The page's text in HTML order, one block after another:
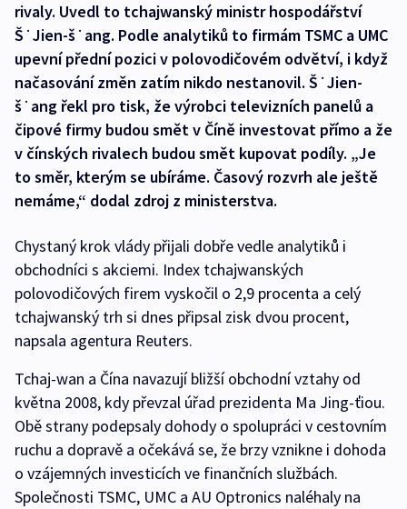
rivaly. Uvedl to tchajwanský ministr hospodářství
Š˙Jien-š˙ang. Podle analytiků to firmám TSMC a UMC
upevní přední pozici v polovodičovém odvětví, i když
načasování změn zatím nikdo nestanovil. Š˙Jien-
š˙ang řekl pro tisk, že výrobci televizních panelů a
čipové firmy budou smět v Číně investovat přímo a že
v čínských rivalech budou smět kupovat podíly. „Je
to směr, kterým se ubíráme. Časový rozvrh ale ještě
nemáme,“ dodal zdroj z ministerstva.
Chystaný krok vlády přijali dobře vedle analytiků i
obchodníci s akciemi. Index tchajwanských
polovodičových firem vyskočil o 2,9 procenta a celý
tchajwanský trh si dnes připsal zisk dvou procent,
napsala agentura Reuters.
Tchaj-wan a Čína navazují bližší obchodní vztahy od
května 2008, kdy převzal úřad prezidenta Ma Jing-ťiou.
Obě strany podepsaly dohody o spolupráci v cestovním
ruchu a dopravě a očekává se, že brzy vznikne i dohoda
o vzájemných investicích ve finančních službách.
Společnosti TSMC, UMC a AU Optronics naléhaly na